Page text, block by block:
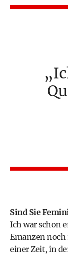
Sind Sie
Ich war schon
Emanzen
einer Zeit, in